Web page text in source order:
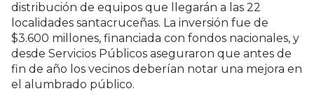
distribución de equipos que llegarán a las 22
localidades santacruceñas. La inversión fue de
$3.600 millones, financiada con fondos nacionales, y
desde Servicios Públicos aseguraron que antes de
fin de año los vecinos deberían notar una mejora en
el alumbrado público.